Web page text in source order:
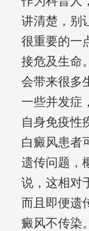
讲清楚，别
很重要的一
接危及生命
会带来很多
一些并发症
自身免疫性
白癜风患者
遗传问题，
说，这相对
而且即便遗
癜风不传染